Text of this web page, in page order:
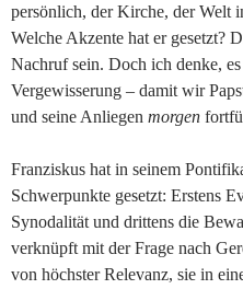
persönlich, der Kirche, der Welt
Welche Akzente hat er gesetzt?
Nachruf sein. Doch ich denke,
Vergewisserung – damit wir
und seine Anliegen morgen
Franziskus hat in seinem
Schwerpunkte gesetzt: Erstens
Synodalität und drittens die
verknüpft mit der Frage nach
von höchster Relevanz, sie in